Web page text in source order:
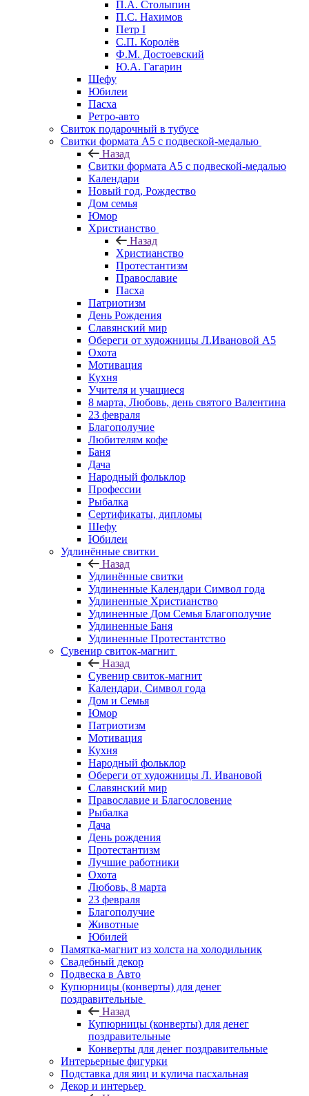
П.А. Столыпин
П.С. Нахимов
Петр I
С.П. Королёв
Ф.М. Достоевский
Ю.А. Гагарин
Шефу
Юбилеи
Пасха
Ретро-авто
Свиток подарочный в тубусе
Свитки формата А5 с подвеской-медалью
Назад
Свитки формата А5 с подвеской-медалью
Календари
Новый год, Рождество
Дом семья
Юмор
Христианство
Назад
Христианство
Протестантизм
Православие
Пасха
Патриотизм
День Рождения
Славянский мир
Обереги от художницы Л.Ивановой А5
Охота
Мотивация
Кухня
Учителя и учащиеся
8 марта, Любовь, день святого Валентина
23 февраля
Благополучие
Любителям кофе
Баня
Дача
Народный фольклор
Профессии
Рыбалка
Сертификаты, дипломы
Шефу
Юбилеи
Удлинённые свитки
Назад
Удлинённые свитки
Удлиненные Календари Символ года
Удлиненные Христианство
Удлиненные Дом Семья Благополучие
Удлиненные Баня
Удлиненные Протестантство
Сувенир свиток-магнит
Назад
Сувенир свиток-магнит
Календари, Символ года
Дом и Семья
Юмор
Патриотизм
Мотивация
Кухня
Народный фольклор
Обереги от художницы Л. Ивановой
Славянский мир
Православие и Благословение
Рыбалка
Дача
День рождения
Протестантизм
Лучшие работники
Охота
Любовь, 8 марта
23 февраля
Благополучие
Животные
Юбилей
Памятка-магнит из холста на холодильник
Свадебный декор
Подвеска в Авто
Купюрницы (конверты) для денег
поздравительные
Назад
Купюрницы (конверты) для денег
поздравительные
Конверты для денег поздравительные
Интерьерные фигурки
Подставка для яиц и кулича пасхальная
Декор и интерьер